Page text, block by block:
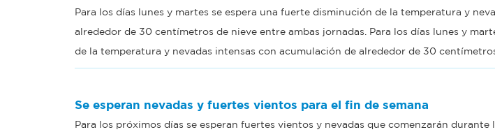
Para los días lunes y martes se espera una fuerte disminución de la temperatura y
alrededor de 30 centímetros de nieve entre ambas jornadas. Para los días lunes y
de la temperatura y nevadas intensas con acumulación de alrededor de 30
Se esperan nevadas y fuertes vientos para el fin de semana
Para los próximos días se esperan fuertes vientos y nevadas que comenzarán durante